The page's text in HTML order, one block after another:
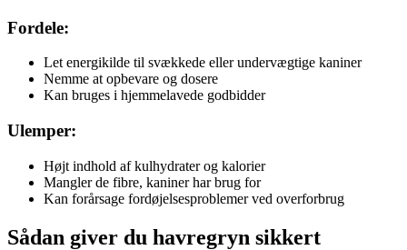
Fordele:
Let energikilde til svækkede eller undervægtige kaniner
Nemme at opbevare og dosere
Kan bruges i hjemmelavede godbidder
Ulemper:
Højt indhold af kulhydrater og kalorier
Mangler de fibre, kaniner har brug for
Kan forårsage fordøjelsesproblemer ved overforbrug
Sådan giver du havregryn sikkert